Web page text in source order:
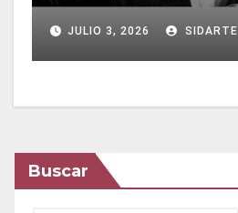
JULIO 3, 2026 SIDARTE
Buscar